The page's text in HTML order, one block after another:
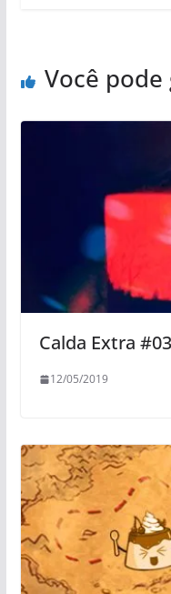
Você
Calda Extra
12/05/2019